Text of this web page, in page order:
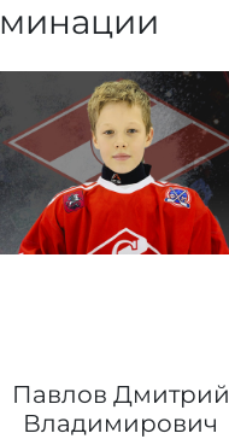
Павлов Дмитрий
Владимирович